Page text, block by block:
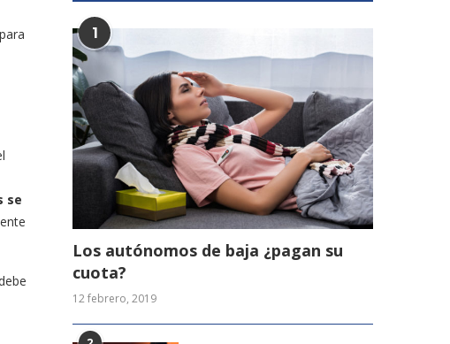
se
1
Los autónomos de baja ¿pagan su
cuota?
12 febrero, 2019